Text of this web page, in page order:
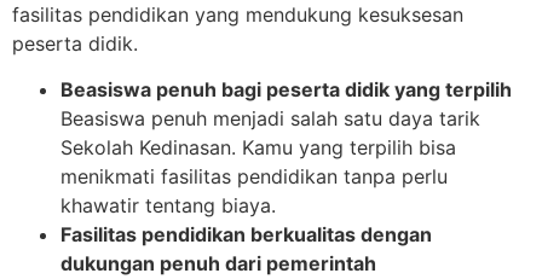
fasilitas pendidikan yang mendukung kesuksesan
peserta didik.
Beasiswa penuh bagi peserta didik yang terpilih
Beasiswa penuh menjadi salah satu daya tarik
Sekolah Kedinasan. Kamu yang terpilih bisa
menikmati fasilitas pendidikan tanpa perlu
khawatir tentang biaya.
Fasilitas pendidikan berkualitas dengan
dukungan penuh dari pemerintah